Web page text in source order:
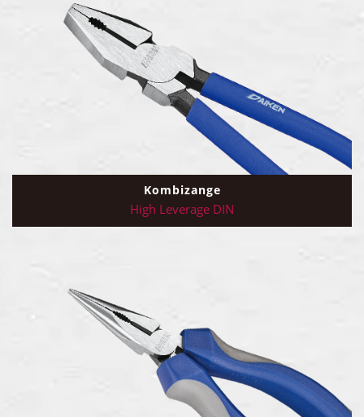
Kombizange
High Leverage DIN